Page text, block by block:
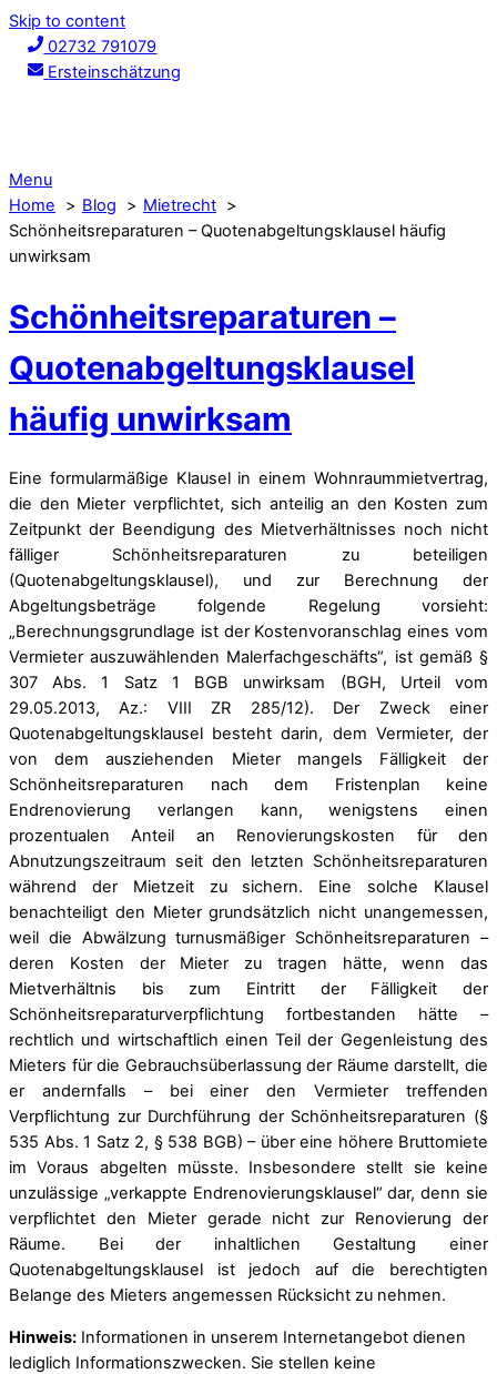
Skip to content
02732 791079
Ersteinschätzung
Menu
Home
Blog
Mietrecht
Schönheitsreparaturen – Quotenabgeltungsklausel häufig
unwirksam
Schönheitsreparaturen –
Quotenabgeltungsklausel
häufig unwirksam
Eine formularmäßige Klausel in einem Wohnraummietvertrag,
die den Mieter verpflichtet, sich anteilig an den Kosten zum
Zeitpunkt der Beendigung des Mietverhältnisses noch nicht
fälliger Schönheitsreparaturen zu beteiligen
(Quotenabgeltungsklausel), und zur Berechnung der
Abgeltungsbeträge folgende Regelung vorsieht:
„Berechnungsgrundlage ist der Kostenvoranschlag eines vom
Vermieter auszuwählenden Malerfachgeschäfts“, ist gemäß §
307 Abs. 1 Satz 1 BGB unwirksam (BGH, Urteil vom
29.05.2013, Az.: VIII ZR 285/12). Der Zweck einer
Quotenabgeltungsklausel besteht darin, dem Vermieter, der
von dem ausziehenden Mieter mangels Fälligkeit der
Schönheitsreparaturen nach dem Fristenplan keine
Endrenovierung verlangen kann, wenigstens einen
prozentualen Anteil an Renovierungskosten für den
Abnutzungszeitraum seit den letzten Schönheitsreparaturen
während der Mietzeit zu sichern. Eine solche Klausel
benachteiligt den Mieter grundsätzlich nicht unangemessen,
weil die Abwälzung turnusmäßiger Schönheitsreparaturen –
deren Kosten der Mieter zu tragen hätte, wenn das
Mietverhältnis bis zum Eintritt der Fälligkeit der
Schönheitsreparaturverpflichtung fortbestanden hätte –
rechtlich und wirtschaftlich einen Teil der Gegenleistung des
Mieters für die Gebrauchsüberlassung der Räume darstellt, die
er andernfalls – bei einer den Vermieter treffenden
Verpflichtung zur Durchführung der Schönheitsreparaturen (§
535 Abs. 1 Satz 2, § 538 BGB) – über eine höhere Bruttomiete
im Voraus abgelten müsste. Insbesondere stellt sie keine
unzulässige „verkappte Endrenovierungsklausel“ dar, denn sie
verpflichtet den Mieter gerade nicht zur Renovierung der
Räume. Bei der inhaltlichen Gestaltung einer
Quotenabgeltungsklausel ist jedoch auf die berechtigten
Belange des Mieters angemessen Rücksicht zu nehmen.
Hinweis: Informationen in unserem Internetangebot dienen
lediglich Informationszwecken. Sie stellen keine